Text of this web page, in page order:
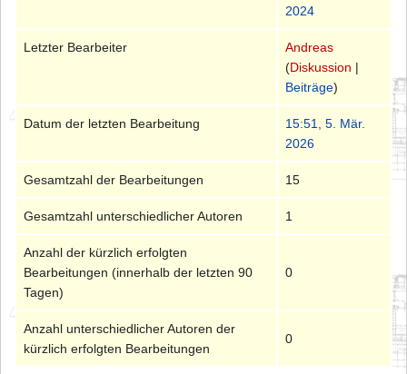
2024
Letzter Bearbeiter
Andreas
(Diskussion |
Beiträge)
Datum der letzten Bearbeitung
15:51, 5. Mär.
2026
Gesamtzahl der Bearbeitungen 15
Gesamtzahl unterschiedlicher Autoren 1
Anzahl der kürzlich erfolgten
Bearbeitungen (innerhalb der letzten 90
Tagen)
0
Anzahl unterschiedlicher Autoren der
kürzlich erfolgten Bearbeitungen
0